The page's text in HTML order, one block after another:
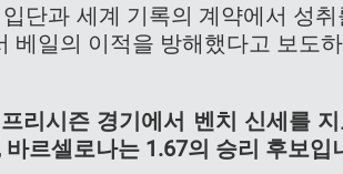
단과 세계 기록의 계약에서 성
베일의 이적을 방해했다고 보도
리시즌 경기에서 벤치 신세를
르셀로나는 1.67의 승리 후보입